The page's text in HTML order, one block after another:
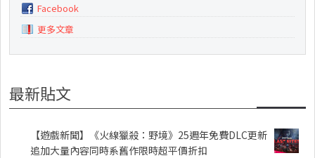
Facebook
更多文章
最新貼文
【遊戲新聞】《火線獵殺：野境》25週年免費DLC更新
追加大量內容同時系舊作限時超平價折扣